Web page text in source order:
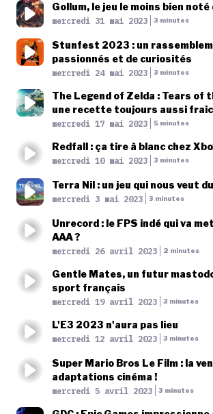
Gollum, le jeu le moins bien noté
Published At
mercredi 31 mai 2023 Time
3 minutes
Stunfest 2023 : un
passionnés et de curiosités
Published At
mercredi 24 mai 2023 Time
3 minutes
The Legend of Zelda : Tears of
une recette toujours aussi
Published At
mercredi 17 mai 2023 Time
5 minutes
Redfall : ça tire à blanc chez
Published At
mercredi 10 mai 2023 Time
3 minutes
Terra Nil : un jeu qui nous veut
Published At
mercredi 3 mai 2023 Time
3 minutes
Unrecord : le FPS indé qui va
AAA ?
Published At
mercredi 26 avril 2023 Time
2 minutes
Gentle Mates, un futur
sport français
Published At
mercredi 19 avril 2023 Time
3 minutes
L'E3 2023 n'aura pas lieu
Published At
mercredi 12 avril 2023 Time
3 minutes
Super Mario Bros Le Film : la
adaptations cinéma !
Published At
mercredi 5 avril 2023 Time
3 minutes